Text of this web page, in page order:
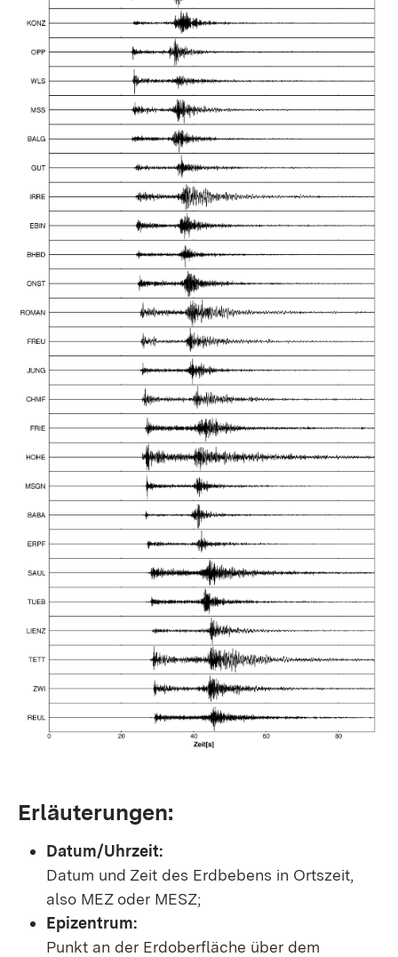
Erläuterungen:
Datum/Uhrzeit:
Datum und Zeit des Erdbebens in Ortszeit,
also MEZ oder MESZ;
Epizentrum:
Punkt an der Erdoberfläche über dem